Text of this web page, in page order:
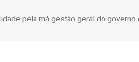
pela má gestão geral do